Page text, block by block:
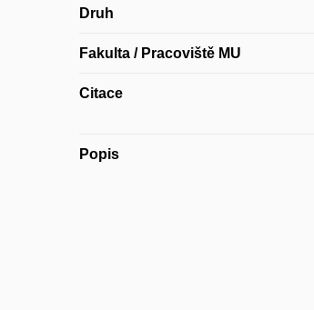
Druh
Fakulta / Pracoviště MU
Citace
Popis